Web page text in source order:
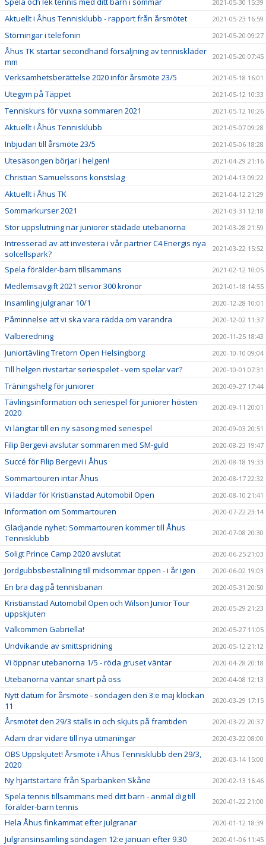
2021-05-30 15:39
Aktuellt i Åhus Tennisklubb - rapport från årsmötet 2021-05-23 16:59
Störningar i telefonin 2021-05-20 09:27
Åhus TK startar secondhand försäljning av tenniskläder
mm
2021-05-20 07:45
Verksamhetsberättelse 2020 inför årsmöte 23/5 2021-05-18 16:01
Utegym på Täppet 2021-05-12 10:33
Tenniskurs för vuxna sommaren 2021 2021-05-12 10:26
Aktuellt i Åhus Tennisklubb 2021-05-07 09:28
Inbjudan till årsmöte 23/5 2021-05-06 18:28
Utesäsongen börjar i helgen! 2021-04-29 21:16
Christian Samuelssons konstslag 2021-04-13 09:22
Aktuellt i Åhus TK 2021-04-12 21:29
Sommarkurser 2021 2021-03-31 12:18
Stor uppslutning när juniorer städade utebanorna 2021-03-28 21:59
Intresserad av att investera i vår partner C4 Energis nya
solcellspark?
2021-03-22 15:52
Spela förälder-barn tillsammans 2021-02-12 10:05
Medlemsavgift 2021 senior 300 kronor 2021-01-18 14:55
Insamling julgranar 10/1 2020-12-28 10:01
Påminnelse att vi ska vara rädda om varandra 2020-12-02 11:37
Valberedning 2020-11-25 18:43
Juniortävling Tretorn Open Helsingborg 2020-10-10 09:04
Till helgen rivstartar seriespelet - vem spelar var? 2020-10-01 07:31
Träningshelg för juniorer 2020-09-27 17:44
Tävlingsinformation och seriespel för juniorer hösten
2020
2020-09-11 20:01
Vi längtar till en ny säsong med seriespel 2020-09-03 20:51
Filip Bergevi avslutar sommaren med SM-guld 2020-08-23 19:47
Succé för Filip Bergevi i Åhus 2020-08-18 19:33
Sommartouren intar Åhus 2020-08-17 22:32
Vi laddar för Kristianstad Automobil Open 2020-08-10 21:41
Information om Sommartouren 2020-07-22 23:14
Glädjande nyhet: Sommartouren kommer till Åhus
Tennisklubb
2020-07-08 20:30
Soligt Prince Camp 2020 avslutat 2020-06-25 21:03
Jordgubbsbeställning till midsommar öppen - i år igen 2020-06-02 19:03
En bra dag på tennisbanan 2020-05-31 20:50
Kristianstad Automobil Open och Wilson Junior Tour
uppskjuten
2020-05-29 21:23
Välkommen Gabriella! 2020-05-27 11:05
Undvikande av smittspridning 2020-05-12 21:12
Vi öppnar utebanorna 1/5 - röda gruset väntar 2020-04-28 20:18
Utebanorna väntar snart på oss 2020-04-08 12:13
Nytt datum för årsmöte - söndagen den 3:e maj klockan
11
2020-03-29 17:15
Årsmötet den 29/3 ställs in och skjuts på framtiden 2020-03-22 20:37
Adam drar vidare till nya utmaningar 2020-03-22 08:00
OBS Uppskjutet! Årsmöte i Åhus Tennisklubb den 29/3,
2020
2020-03-14 15:00
Ny hjärtstartare från Sparbanken Skåne 2020-02-13 16:46
Spela tennis tillsammans med ditt barn - anmäl dig till
förälder-barn tennis
2020-01-22 21:00
Hela Åhus finkammat efter julgranar 2020-01-12 18:39
Julgransinsamling söndagen 12:e januari efter 9.30 2020-01-06 11:45